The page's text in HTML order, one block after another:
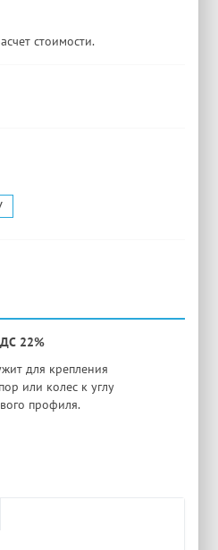
стоимости.
22%
для крепления
или колес к углу
профиля.